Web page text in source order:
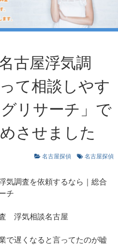
古屋浮気調
て相談しやす
リサーチ」で
させました
名古屋探偵 名古屋探偵
気調査を依頼するなら｜総合
チ
浮気相談名古屋
で遅くなると言ってたのが嘘